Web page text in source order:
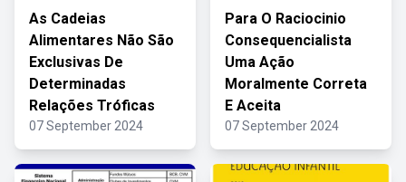
As Cadeias
Alimentares Não São
Exclusivas De
Determinadas
Relações Tróficas
07 September 2024
Para O Raciocinio
Consequencialista
Uma Ação
Moralmente Correta
E Aceita
07 September 2024